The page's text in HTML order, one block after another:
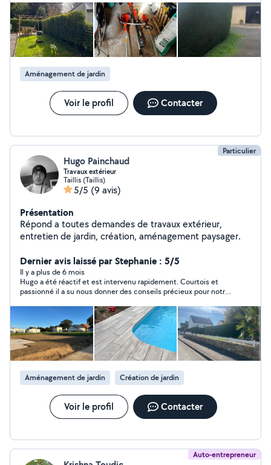
Aménagement de jardin
Voir le profil Contacter
Particulier
Hugo Painchaud
Travaux extérieur
Taillis (Taillis)
5/5 (9 avis)
Présentation
Répond a toutes demandes de travaux extérieur,
entretien de jardin, création, aménagement paysager.
Dernier avis laissé par Stephanie : 5/5
Il y a plus de 6 mois
Hugo a été réactif et est intervenu rapidement. Courtois et
passionné il a su nous donner des conseils précieux pour notre
sûrement pour de futurs projets. Je recommande.
Aménagement de jardin Création de jardin
Voir le profil Contacter
Auto-entrepreneur